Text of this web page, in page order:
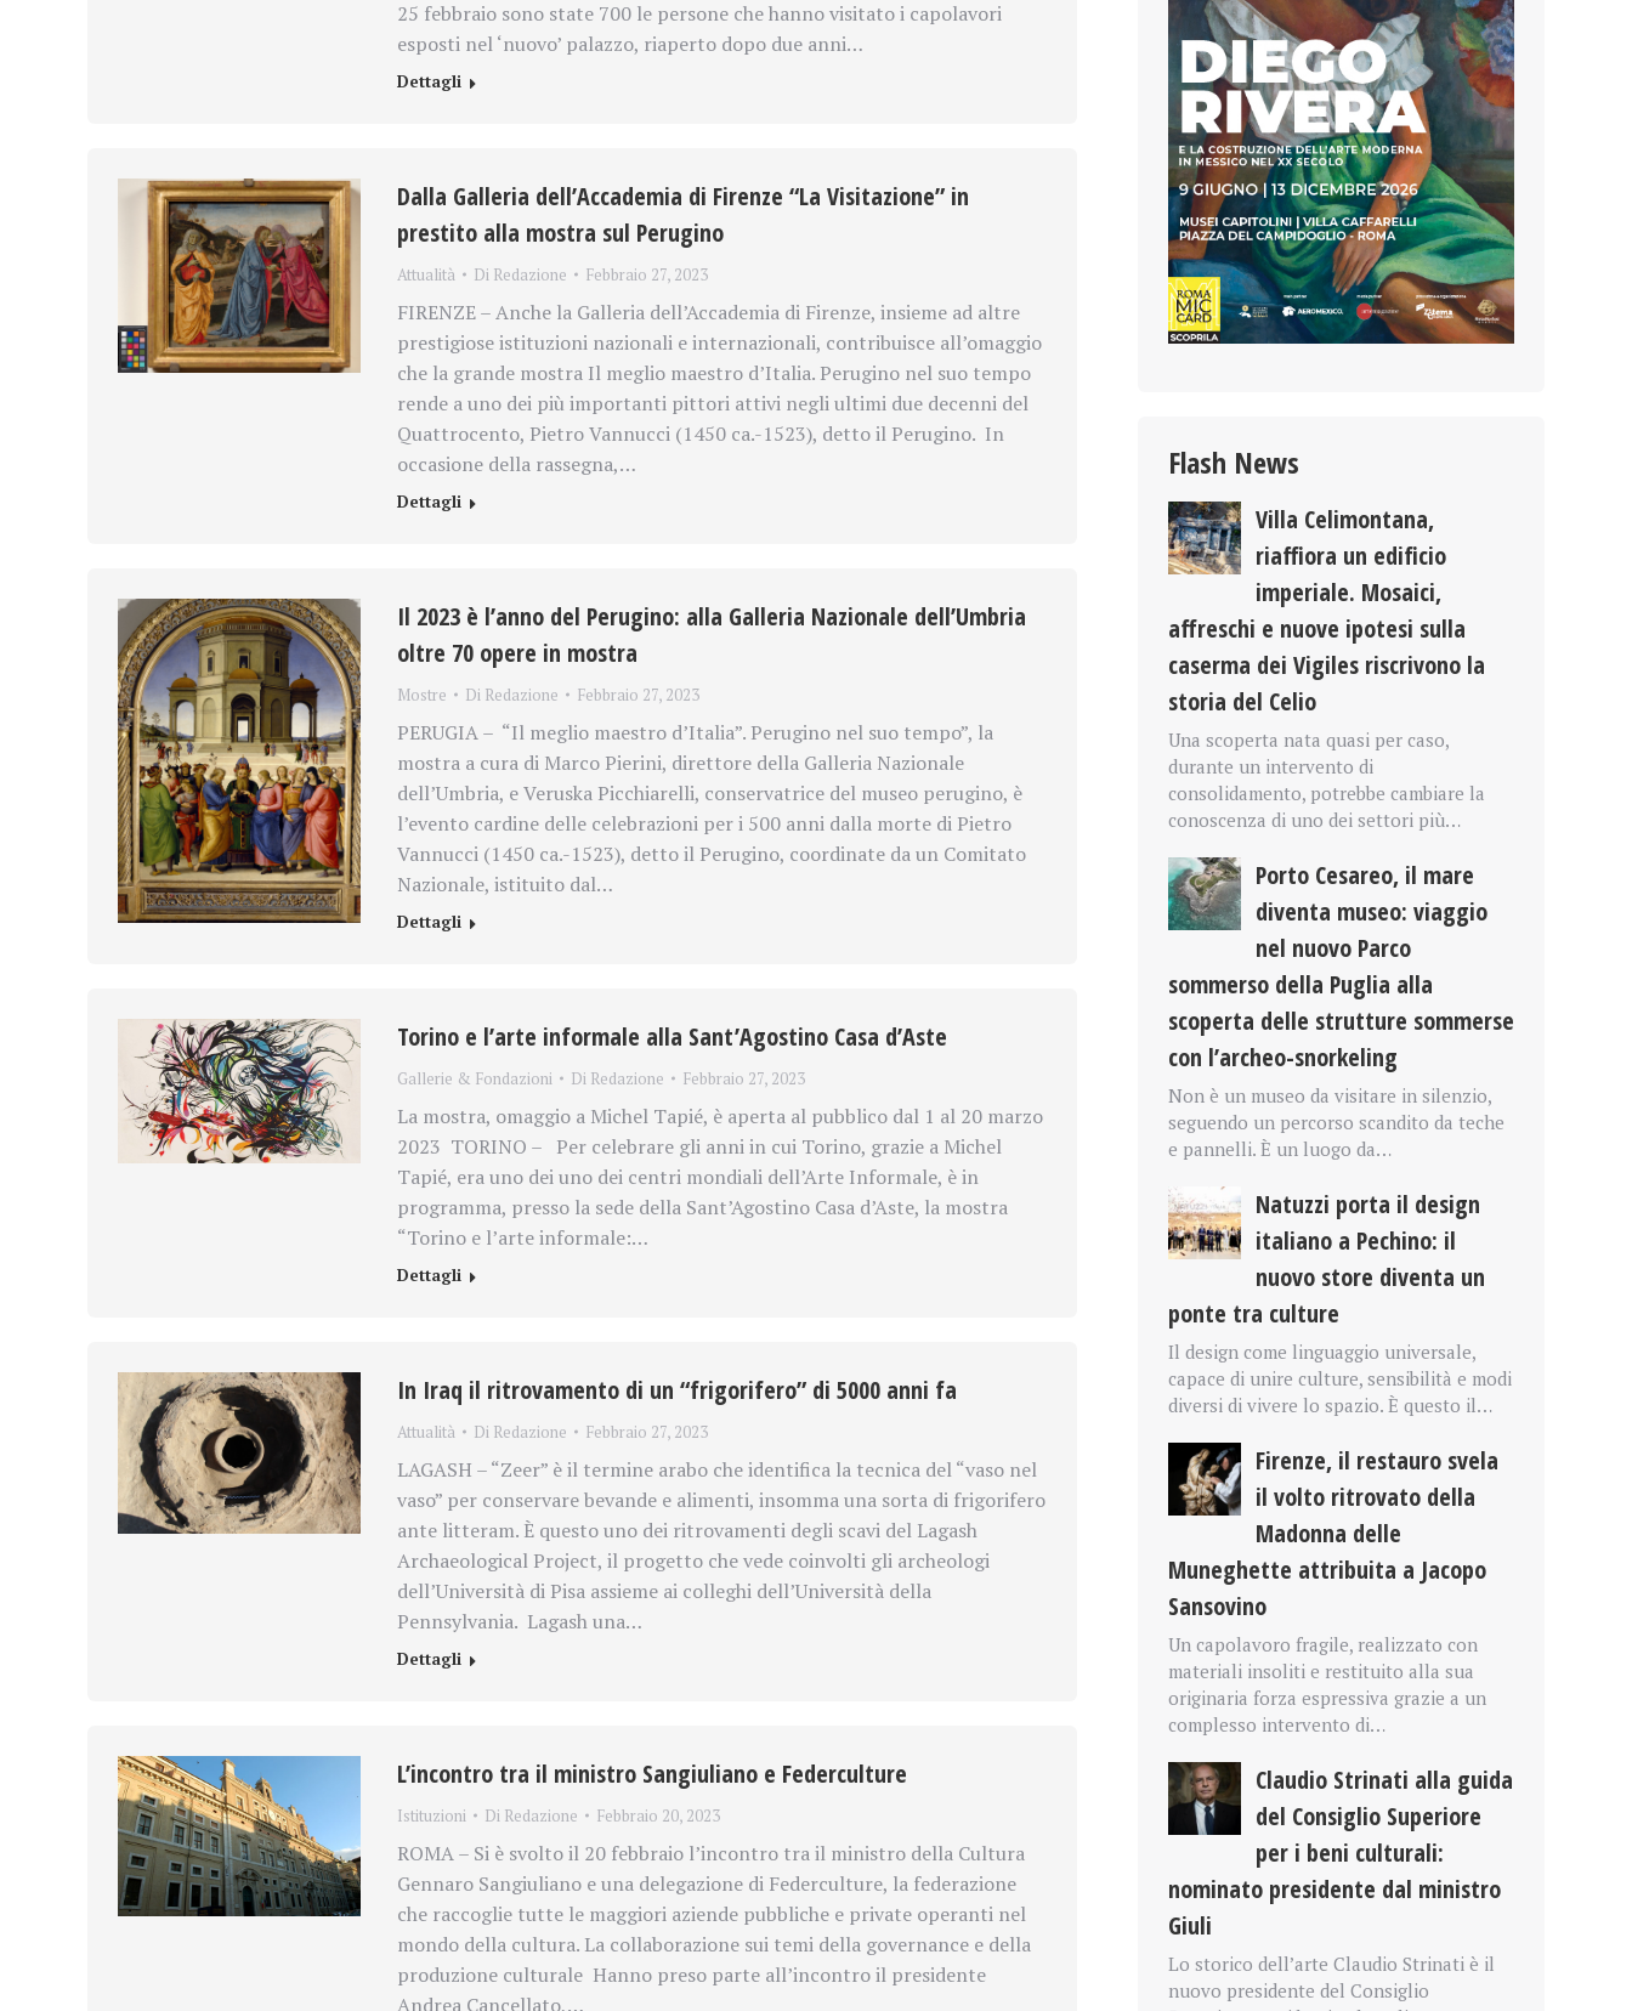
25 febbraio sono state 700 le persone che hanno visitato i capolavori
esposti nel ‘nuovo’ palazzo, riaperto dopo due anni…
Dettagli
Dalla Galleria dell’Accademia di Firenze “La Visitazione” in
prestito alla mostra sul Perugino
Attualità Di Redazione Febbraio 27, 2023
FIRENZE – Anche la Galleria dell’Accademia di Firenze, insieme ad altre
prestigiose istituzioni nazionali e internazionali, contribuisce all’omaggio
che la grande mostra Il meglio maestro d’Italia. Perugino nel suo tempo
rende a uno dei più importanti pittori attivi negli ultimi due decenni del
Quattrocento, Pietro Vannucci (1450 ca.-1523), detto il Perugino. In
occasione della rassegna,…
Dettagli
Il 2023 è l’anno del Perugino: alla Galleria Nazionale dell’Umbria
oltre 70 opere in mostra
Mostre Di Redazione Febbraio 27, 2023
PERUGIA – “Il meglio maestro d’Italia”. Perugino nel suo tempo”, la
mostra a cura di Marco Pierini, direttore della Galleria Nazionale
dell’Umbria, e Veruska Picchiarelli, conservatrice del museo perugino, è
l’evento cardine delle celebrazioni per i 500 anni dalla morte di Pietro
Vannucci (1450 ca.-1523), detto il Perugino, coordinate da un Comitato
Nazionale, istituito dal…
Dettagli
Torino e l’arte informale alla Sant’Agostino Casa d’Aste
Gallerie & Fondazioni Di Redazione Febbraio 27, 2023
La mostra, omaggio a Michel Tapié, è aperta al pubblico dal 1 al 20 marzo
2023 TORINO – Per celebrare gli anni in cui Torino, grazie a Michel
Tapié, era uno dei uno dei centri mondiali dell’Arte Informale, è in
programma, presso la sede della Sant’Agostino Casa d’Aste, la mostra
“Torino e l’arte informale:…
Dettagli
In Iraq il ritrovamento di un “frigorifero” di 5000 anni fa
Attualità Di Redazione Febbraio 27, 2023
LAGASH – “Zeer” è il termine arabo che identifica la tecnica del “vaso nel
vaso” per conservare bevande e alimenti, insomma una sorta di frigorifero
ante litteram. È questo uno dei ritrovamenti degli scavi del Lagash
Archaeological Project, il progetto che vede coinvolti gli archeologi
dell’Università di Pisa assieme ai colleghi dell’Università della
Pennsylvania. Lagash una…
Dettagli
L’incontro tra il ministro Sangiuliano e Federculture
Istituzioni Di Redazione Febbraio 20, 2023
ROMA – Si è svolto il 20 febbraio l’incontro tra il ministro della Cultura
Gennaro Sangiuliano e una delegazione di Federculture, la federazione
che raccoglie tutte le maggiori aziende pubbliche e private operanti nel
mondo della cultura. La collaborazione sui temi della governance e della
produzione culturale Hanno preso parte all’incontro il presidente
Andrea Cancellato,…
Flash News
Villa Celimontana,
riaffiora un edificio
imperiale. Mosaici,
affreschi e nuove ipotesi sulla
caserma dei Vigiles riscrivono la
storia del Celio
Una scoperta nata quasi per caso,
durante un intervento di
consolidamento, potrebbe cambiare la
conoscenza di uno dei settori più…
Porto Cesareo, il mare
diventa museo: viaggio
nel nuovo Parco
sommerso della Puglia alla
scoperta delle strutture sommerse
con l’archeo-snorkeling
Non è un museo da visitare in silenzio,
seguendo un percorso scandito da teche
e pannelli. È un luogo da…
Natuzzi porta il design
italiano a Pechino: il
nuovo store diventa un
ponte tra culture
Il design come linguaggio universale,
capace di unire culture, sensibilità e modi
diversi di vivere lo spazio. È questo il…
Firenze, il restauro svela
il volto ritrovato della
Madonna delle
Muneghette attribuita a Jacopo
Sansovino
Un capolavoro fragile, realizzato con
materiali insoliti e restituito alla sua
originaria forza espressiva grazie a un
complesso intervento di…
Claudio Strinati alla guida
del Consiglio Superiore
per i beni culturali:
nominato presidente dal ministro
Giuli
Lo storico dell’arte Claudio Strinati è il
nuovo presidente del Consiglio